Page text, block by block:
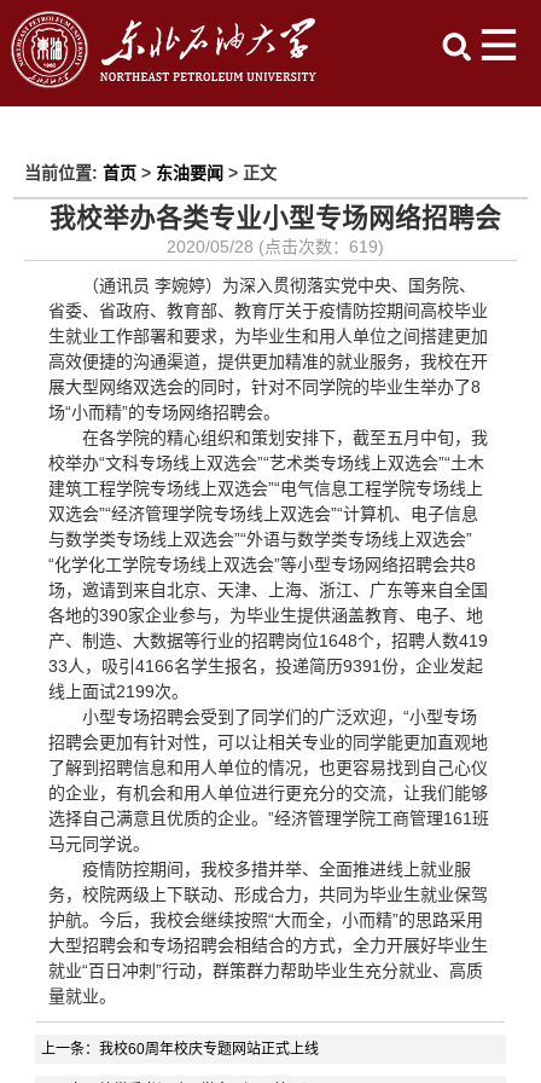
当前位置: 首页> 东油要闻 > 正文
我校举办各类专业小型专场网络招聘会
2020/05/28 (点击次数：619)
（通讯员 李婉婷）为深入贯彻落实党中央、国务院、
省委、省政府、教育部、教育厅关于疫情防控期间高校毕业
生就业工作部署和要求，为毕业生和用人单位之间搭建更加
高效便捷的沟通渠道，提供更加精准的就业服务，我校在开
展大型网络双选会的同时，针对不同学院的毕业生举办了8
场“小而精”的专场网络招聘会。
在各学院的精心组织和策划安排下，截至五月中旬，我
校举办“文科专场线上双选会”“艺术类专场线上双选会”“土木
建筑工程学院专场线上双选会”“电气信息工程学院专场线上
双选会”“经济管理学院专场线上双选会”“计算机、电子信息
与数学类专场线上双选会”“外语与数学类专场线上双选会”
“化学化工学院专场线上双选会”等小型专场网络招聘会共8
场，邀请到来自北京、天津、上海、浙江、广东等来自全国
各地的390家企业参与，为毕业生提供涵盖教育、电子、地
产、制造、大数据等行业的招聘岗位1648个，招聘人数419
33人，吸引4166名学生报名，投递简历9391份，企业发起
线上面试2199次。
小型专场招聘会受到了同学们的广泛欢迎，“小型专场
招聘会更加有针对性，可以让相关专业的同学能更加直观地
了解到招聘信息和用人单位的情况，也更容易找到自己心仪
的企业，有机会和用人单位进行更充分的交流，让我们能够
选择自己满意且优质的企业。”经济管理学院工商管理161班
马元同学说。
疫情防控期间，我校多措并举、全面推进线上就业服
务，校院两级上下联动、形成合力，共同为毕业生就业保驾
护航。今后，我校会继续按照“大而全，小而精”的思路采用
大型招聘会和专场招聘会相结合的方式，全力开展好毕业生
就业“百日冲刺”行动，群策群力帮助毕业生充分就业、高质
量就业。
上一条： 我校60周年校庆专题网站正式上线